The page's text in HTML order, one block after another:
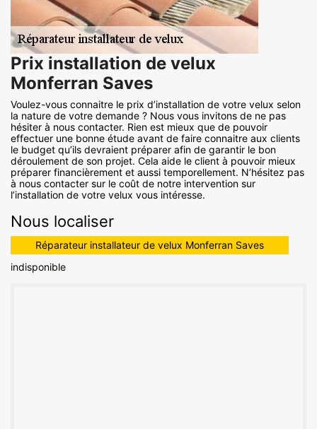
Prix installation de velux
Monferran Saves
Voulez-vous connaitre le prix d’installation de votre velux selon
la nature de votre demande ? Nous vous invitons de ne pas
hésiter à nous contacter. Rien est mieux que de pouvoir
effectuer une bonne étude avant de faire connaitre aux clients
le budget qu’ils devraient préparer afin de garantir le bon
déroulement de son projet. Cela aide le client à pouvoir mieux
préparer financièrement et aussi temporellement. N’hésitez pas
à nous contacter sur le coût de notre intervention sur
l’installation de votre velux vous intéresse.
Nous localiser
Réparateur installateur de velux Monferran Saves
indisponible